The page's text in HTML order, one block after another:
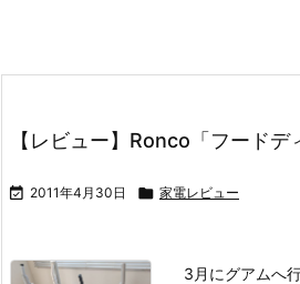
【レビュー】Ronco「フードデ
 2011年4月30日  家電レビュー
3月にグアムへ